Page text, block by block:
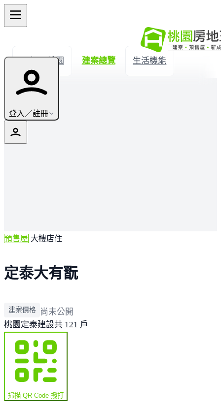
登入／註冊
← 返回桃園 建案總覽 生活機能
預售屋 大樓店住
定泰大有翫
建案價格
尚未公開
桃園 定泰建設共 121 戶
掃描 QR Code 撥打